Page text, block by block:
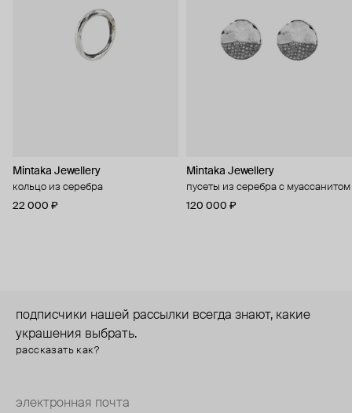
Mintaka Jewellery
кольцо из серебра
22 000 ₽
Mintaka Jewellery
пусеты из серебра с муассанитом
120 000 ₽
подписчики нашей рассылки всегда знают, какие
украшения выбрать.
рассказать как?